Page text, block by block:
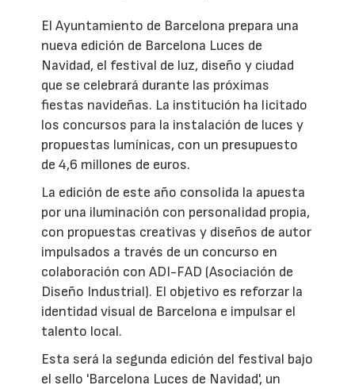
El Ayuntamiento de Barcelona prepara una
nueva edición de Barcelona Luces de
Navidad, el festival de luz, diseño y ciudad
que se celebrará durante las próximas
fiestas navideñas. La institución ha licitado
los concursos para la instalación de luces y
propuestas lumínicas, con un presupuesto
de 4,6 millones de euros.
La edición de este año consolida la apuesta
por una iluminación con personalidad propia,
con propuestas creativas y diseños de autor
impulsados a través de un concurso en
colaboración con ADI-FAD (Asociación de
Diseño Industrial). El objetivo es reforzar la
identidad visual de Barcelona e impulsar el
talento local.
Esta será la segunda edición del festival bajo
el sello 'Barcelona Luces de Navidad', un